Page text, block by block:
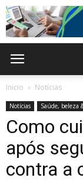
Inicio Notícias
Notícias Saúde, beleza
Como
após
contra a